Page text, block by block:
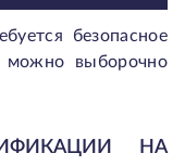
безопасное
можно выборочно
НА